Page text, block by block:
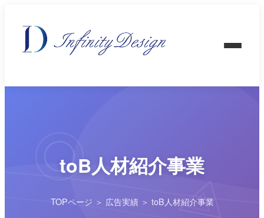
toB人材紹介事業
TOPページ ＞ 広告実績＞ toB人材紹介事業